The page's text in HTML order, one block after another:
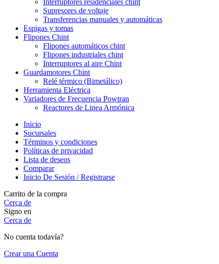
Supresores de voltaje
Transferencias manuales y automáticas
Espigas y tomas
Flipones Chint
Flipones automáticos chint
Flipones industriales chint
Interruptores al aire Chint
Guardamotores Chint
Relé térmico (Bimetálico)
Herramienta Eléctrica
Variadores de Frecuencia Powtran
Reactores de Linea Armónica
Inicio
Sucursales
Términos y condiciones
Políticas de privacidad
Lista de deseos
Comparar
Inicio De Sesión / Registrarse
Carrito de la compra
Cerca de
Signo en
Cerca de
No cuenta todavía?
Crear una Cuenta